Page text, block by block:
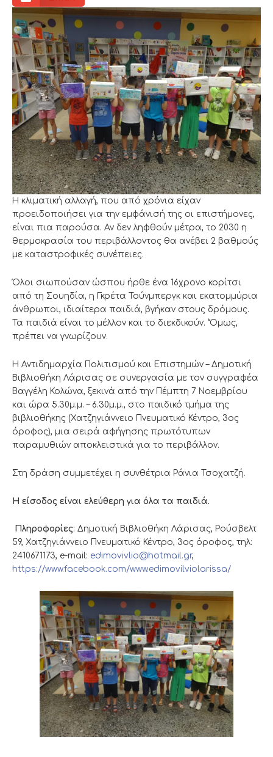
Η κλιματική αλλαγή, που από χρόνια είχαν
προειδοποιήσει για την εμφάνισή της οι επιστήμονες,
είναι πια παρούσα. Αν δεν ληφθούν μέτρα, το 2030 η
θερμοκρασία του περιβάλλοντος θα ανέβει 2 βαθμούς
με καταστροφικές συνέπειες.
Όλοι σιωπούσαν ώσπου ήρθε ένα 16χρονο κορίτσι
από τη Σουηδία, η Γκρέτα Τούνμπεργκ και εκατομμύρια
άνθρωποι, ιδιαίτερα παιδιά, βγήκαν στους δρόμους.
Τα παιδιά είναι το μέλλον και το διεκδικούν. ‘Όμως,
πρέπει να γνωρίζουν.
Η Αντιδημαρχία Πολιτισμού και Επιστημών – Δημοτική
Βιβλιοθήκη Λάρισας σε συνεργασία με τον συγγραφέα
Βαγγέλη Κολώνα, ξεκινά από την Πέμπτη 7 Νοεμβρίου
και ώρα 5.30μ.μ. – 6.30μ.μ., στο παιδικό τμήμα της
βιβλιοθήκης (Χατζηγιάννειο Πνευματικό Κέντρο, 3ος
όροφος), μια σειρά αφήγησης πρωτότυπων
παραμυθιών αποκλειστικά για το περιβάλλον.
Στη δράση συμμετέχει η συνθέτρια Ράνια Τσοχατζή.
Η είσοδος είναι ελεύθερη για όλα τα παιδιά.
Πληροφορίες: Δημοτική Βιβλιοθήκη Λάρισας, Ρούσβελτ
59, Χατζηγιάννειο Πνευματικό Κέντρο, 3ος όροφος, τηλ:
2410671173, e-mail: edimovivlio@hotmail.gr,
https://www.facebook.com/www.edimovilviolarissa/